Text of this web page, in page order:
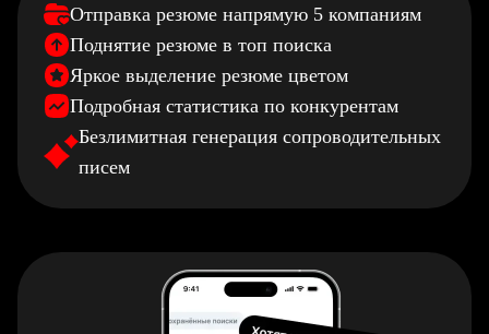
Отправка резюме напрямую 5 компаниям
Поднятие резюме в топ поиска
Яркое выделение резюме цветом
Подробная статистика по конкурентам
Безлимитная генерация сопроводительных
писем